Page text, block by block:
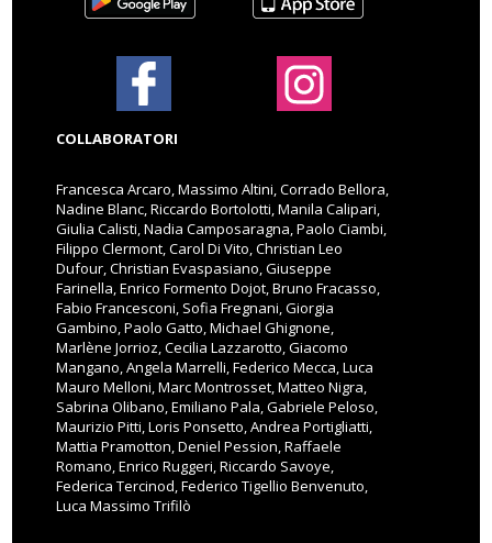
COLLABORATORI
Francesca Arcaro, Massimo Altini, Corrado Bellora,
Nadine Blanc, Riccardo Bortolotti, Manila Calipari,
Giulia Calisti, Nadia Camposaragna, Paolo Ciambi,
Filippo Clermont, Carol Di Vito, Christian Leo
Dufour, Christian Evaspasiano, Giuseppe
Farinella, Enrico Formento Dojot, Bruno Fracasso,
Fabio Francesconi, Sofia Fregnani, Giorgia
Gambino, Paolo Gatto, Michael Ghignone,
Marlène Jorrioz, Cecilia Lazzarotto, Giacomo
Mangano, Angela Marrelli, Federico Mecca, Luca
Mauro Melloni, Marc Montrosset, Matteo Nigra,
Sabrina Olibano, Emiliano Pala, Gabriele Peloso,
Maurizio Pitti, Loris Ponsetto, Andrea Portigliatti,
Mattia Pramotton, Deniel Pession, Raffaele
Romano, Enrico Ruggeri, Riccardo Savoye,
Federica Tercinod, Federico Tigellio Benvenuto,
Luca Massimo Trifilò